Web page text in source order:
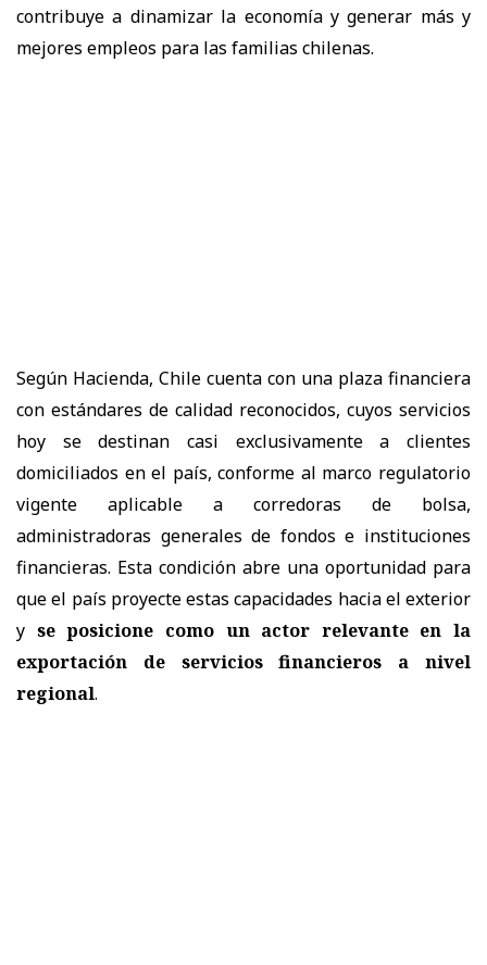
contribuye a dinamizar la economía y generar más y
mejores empleos para las familias chilenas.
Según Hacienda, Chile cuenta con una plaza financiera
con estándares de calidad reconocidos, cuyos servicios
hoy se destinan casi exclusivamente a clientes
domiciliados en el país, conforme al marco regulatorio
vigente aplicable a corredoras de bolsa,
administradoras generales de fondos e instituciones
financieras. Esta condición abre una oportunidad para
que el país proyecte estas capacidades hacia el exterior
y se posicione como un actor relevante en la
exportación de servicios financieros a nivel
regional.